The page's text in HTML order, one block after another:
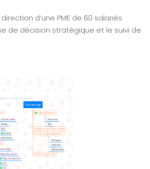
Processus
Management
Mind
Mapping
d’une PME de 60 salariés
de décision stratégique et le suivi de